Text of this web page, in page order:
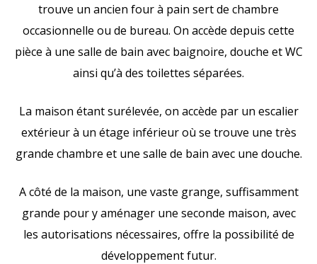
trouve un ancien four à pain sert de chambre
occasionnelle ou de bureau. On accède depuis cette
pièce à une salle de bain avec baignoire, douche et WC
ainsi qu’à des toilettes séparées.
La maison étant surélevée, on accède par un escalier
extérieur à un étage inférieur où se trouve une très
grande chambre et une salle de bain avec une douche.
A côté de la maison, une vaste grange, suffisamment
grande pour y aménager une seconde maison, avec
les autorisations nécessaires, offre la possibilité de
développement futur.